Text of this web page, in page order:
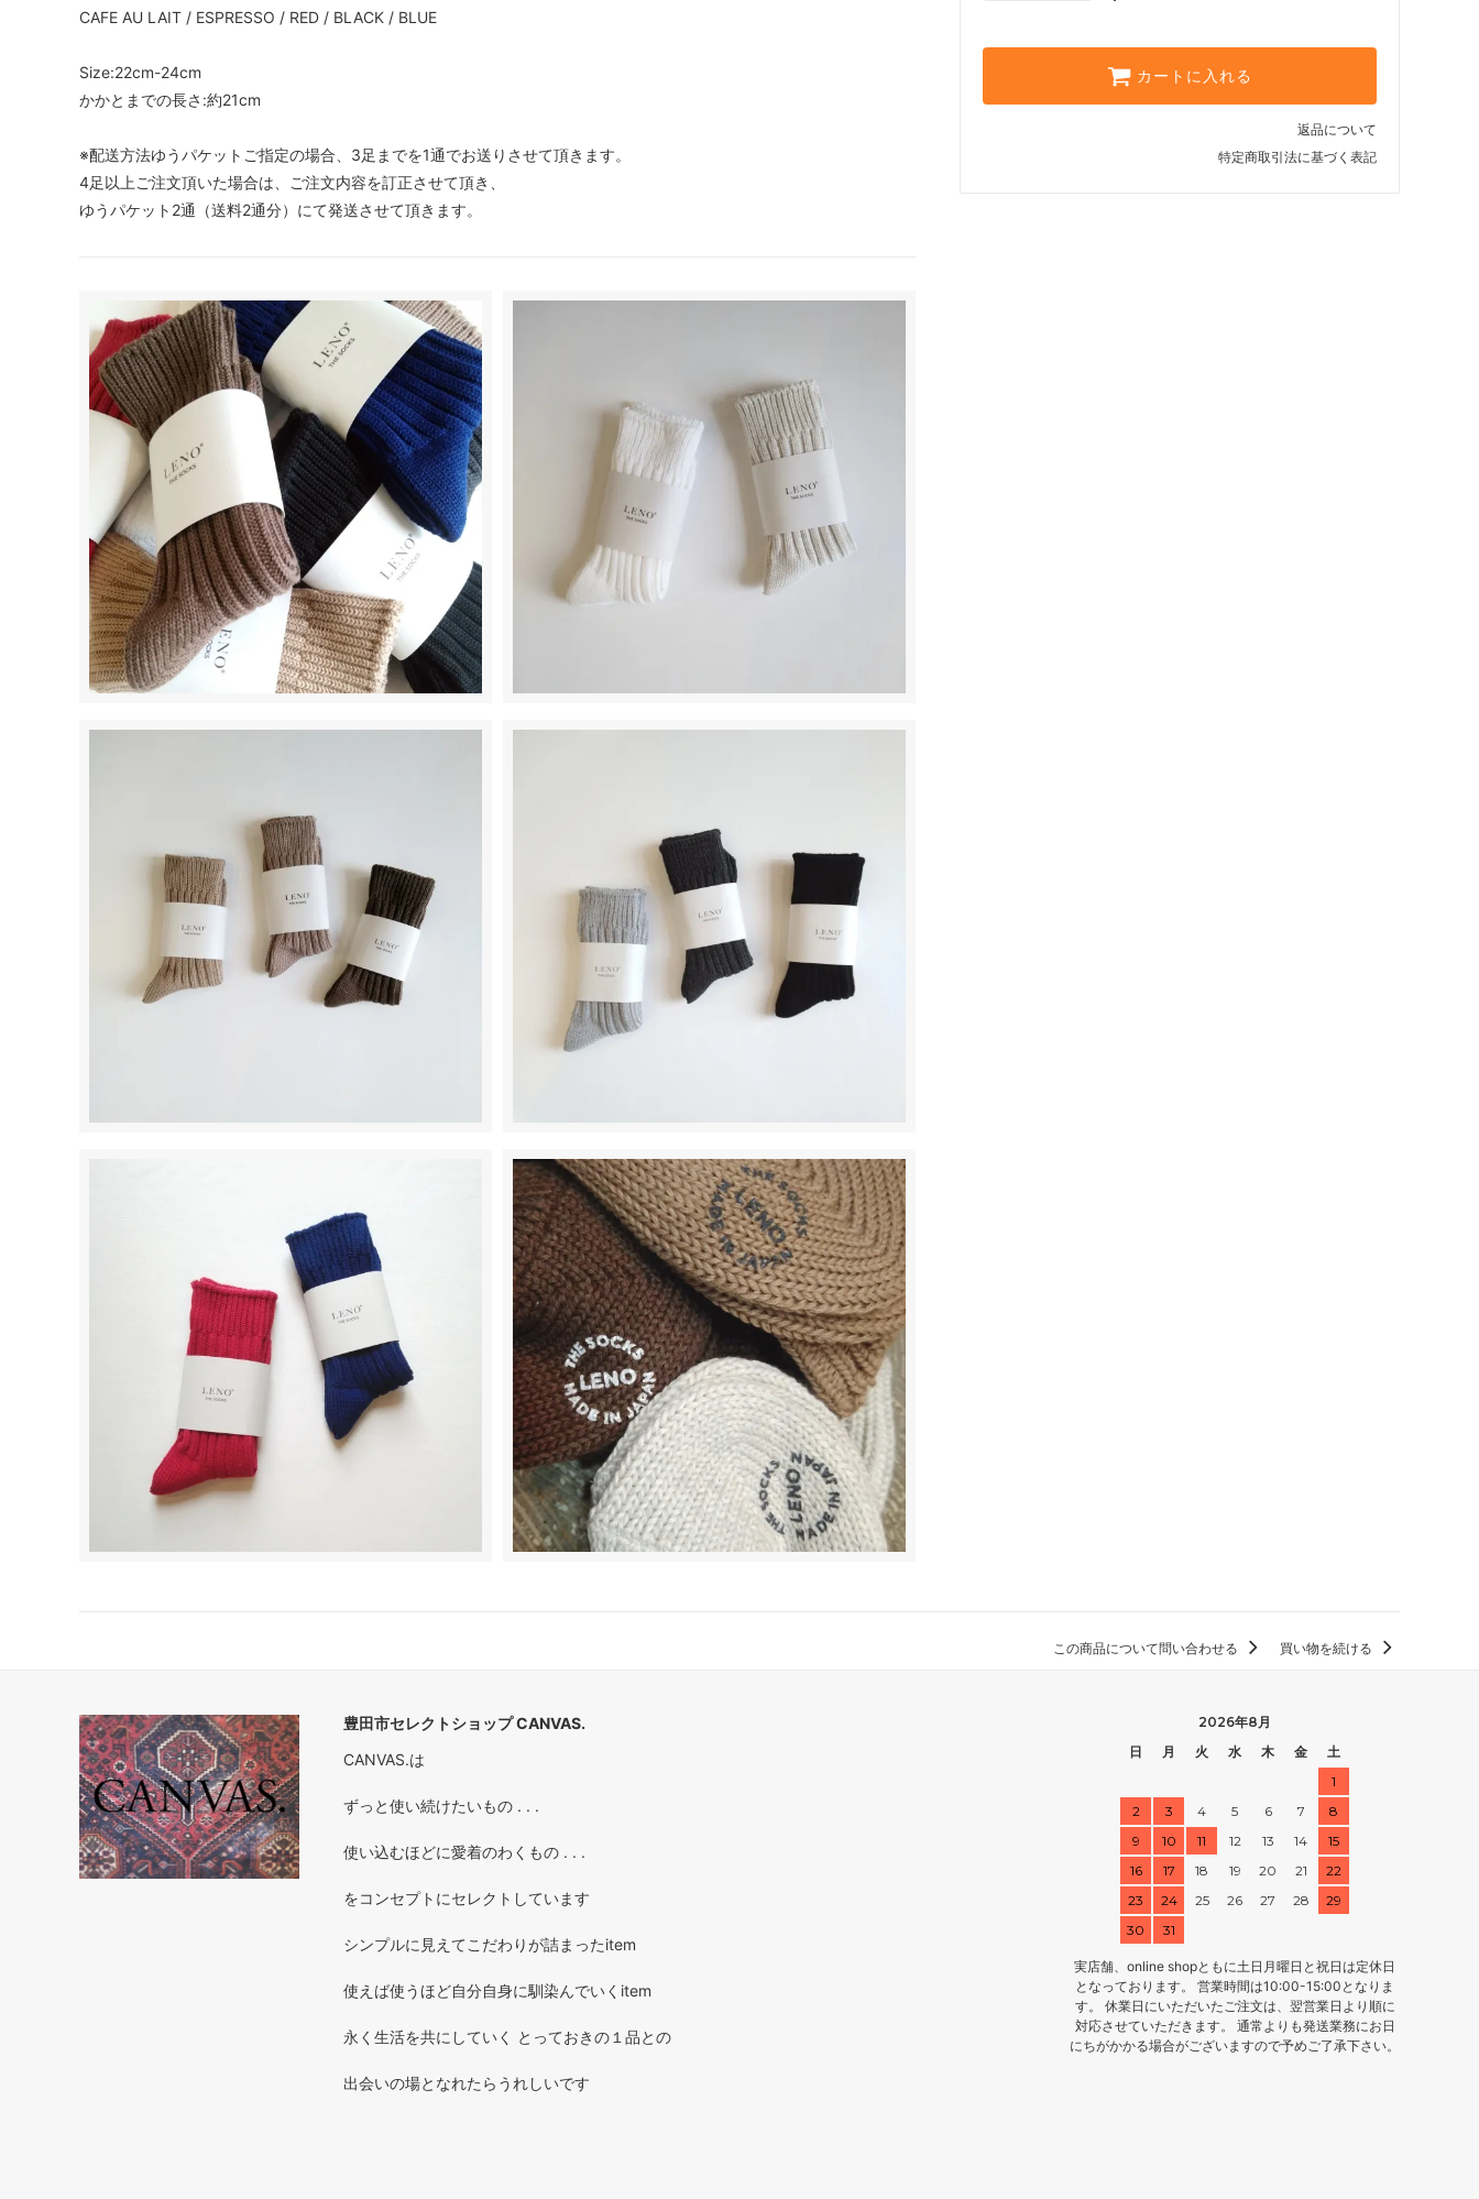
ESPRESSO
BLACK
カートに入れる
返品について
特定商取引法に基づく表記
CAFE AU LAIT / ESPRESSO / RED / BLACK / BLUE
Size:22cm-24cm
かかとまでの長さ:約21cm
※配送方法ゆうパケットご指定の場合、3足までを1通でお送りさせて頂きます。
4足以上ご注文頂いた場合は、ご注文内容を訂正させて頂き、
ゆうパケット2通（送料2通分）にて発送させて頂きます。
この商品について問い合わせる 買い物を続ける
豊田市セレクトショップ CANVAS.
CANVAS.は
ずっと使い続けたいもの . . .
使い込むほどに愛着のわくもの . . .
をコンセプトにセレクトしています
シンプルに見えてこだわりが詰まったitem
使えば使うほど自分自身に馴染んでいくitem
永く生活を共にしていく とっておきの１品との
出会いの場となれたらうれしいです
2026年8月
日
月 火 水 木 金
土
1
2
3 4 5 6 7
8
9
10 11 12 13 14
15
16
17 18 19 20 21
22
23
24 25 26 27 28
29
30
31
実店舗、online shopともに土日月曜日と祝日は定休日
となっております。 営業時間は10:00-15:00となりま
す。 休業日にいただいたご注文は、翌営業日より順に
対応させていただきます。 通常よりも発送業務にお日
にちがかかる場合がございますので予めご了承下さい。